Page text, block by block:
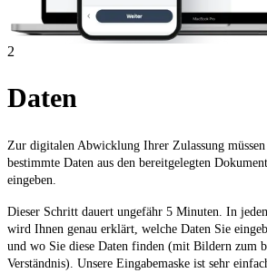
2
Daten
Zur digitalen Abwicklung Ihrer Zulassung
bestimmte Daten aus den bereitgelegten
eingeben.
Dieser Schritt dauert ungefähr 5 Minuten. In
wird Ihnen genau erklärt, welche Daten Sie
und wo Sie diese Daten finden (mit Bildern zum
Verständnis). Unsere Eingabemaske ist sehr